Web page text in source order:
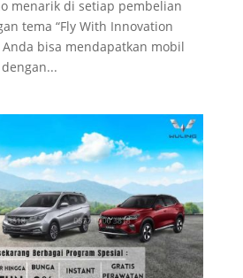
menarik di setiap pembelian
tema “Fly With Innovation
Anda bisa mendapatkan mobil